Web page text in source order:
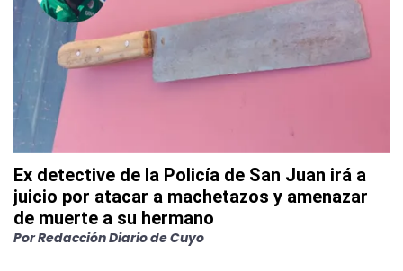
Ex detective de la Policía de San Juan irá a
juicio por atacar a machetazos y amenazar
de muerte a su hermano
Por Redacción Diario de Cuyo